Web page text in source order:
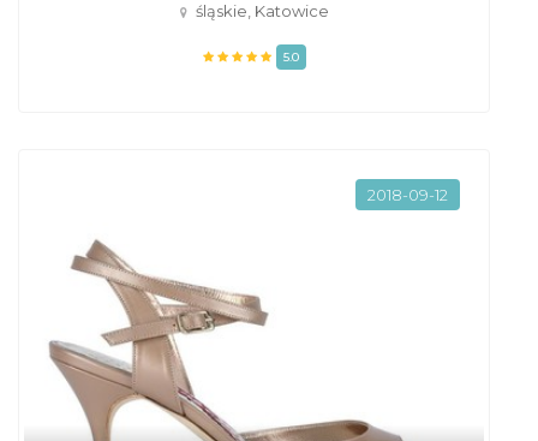
śląskie, Katowice
5.0
2018-09-12